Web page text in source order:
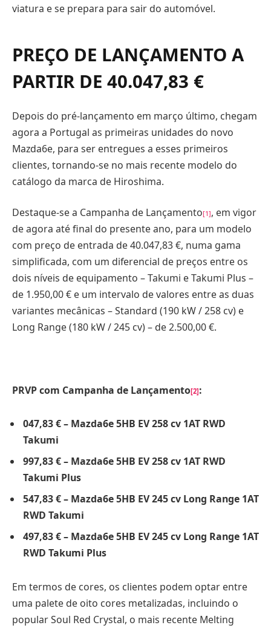
viatura e se prepara para sair do automóvel.
PREÇO DE LANÇAMENTO A
PARTIR DE 40.047,83 €
Depois do pré-lançamento em março último, chegam
agora a Portugal as primeiras unidades do novo
Mazda6e, para ser entregues a esses primeiros
clientes, tornando-se no mais recente modelo do
catálogo da marca de Hiroshima.
Destaque-se a Campanha de Lançamento[1], em vigor
de agora até final do presente ano, para um modelo
com preço de entrada de 40.047,83 €, numa gama
simplificada, com um diferencial de preços entre os
dois níveis de equipamento – Takumi e Takumi Plus –
de 1.950,00 € e um intervalo de valores entre as duas
variantes mecânicas – Standard (190 kW / 258 cv) e
Long Range (180 kW / 245 cv) – de 2.500,00 €.
PRVP com Campanha de Lançamento[2]:
047,83 € – Mazda6e 5HB EV 258 cv 1AT RWD
Takumi
997,83 € – Mazda6e 5HB EV 258 cv 1AT RWD
Takumi Plus
547,83 € – Mazda6e 5HB EV 245 cv Long Range 1AT
RWD Takumi
497,83 € – Mazda6e 5HB EV 245 cv Long Range 1AT
RWD Takumi Plus
Em termos de cores, os clientes podem optar entre
uma palete de oito cores metalizadas, incluindo o
popular Soul Red Crystal, o mais recente Melting